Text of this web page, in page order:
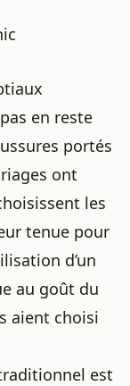
en reste
portés
ont
les
tenue pour
d’un
au goût du
aient choisi
est